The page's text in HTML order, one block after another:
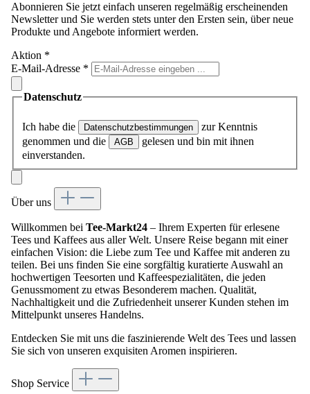
Abonnieren Sie jetzt einfach unseren regelmäßig erscheinenden
Newsletter und Sie werden stets unter den Ersten sein, über neue
Produkte und Angebote informiert werden.
Aktion *
E-Mail-Adresse *
Datenschutz
Ich habe die Datenschutzbestimmungen
zur Kenntnis
genommen und die
AGB
gelesen und bin mit ihnen
einverstanden.
Über uns
Willkommen bei Tee-Markt24 – Ihrem Experten für erlesene
Tees und Kaffees aus aller Welt. Unsere Reise begann mit einer
einfachen Vision: die Liebe zum Tee und Kaffee mit anderen zu
teilen. Bei uns finden Sie eine sorgfältig kuratierte Auswahl an
hochwertigen Teesorten und Kaffeespezialitäten, die jeden
Genussmoment zu etwas Besonderem machen. Qualität,
Nachhaltigkeit und die Zufriedenheit unserer Kunden stehen im
Mittelpunkt unseres Handelns.
Entdecken Sie mit uns die faszinierende Welt des Tees und lassen
Sie sich von unseren exquisiten Aromen inspirieren.
Shop Service